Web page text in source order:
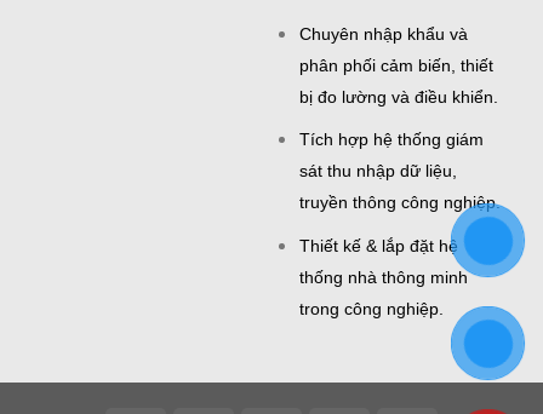
Chuyên nhập khẩu và
phân phối cảm biến, thiết
bị đo lường và điều khiển.
Tích hợp hệ thống giám
sát thu nhập dữ liệu,
truyền thông công nghiệp.
Thiết kế & lắp đặt hệ
thống nhà thông minh
trong công nghiệp.